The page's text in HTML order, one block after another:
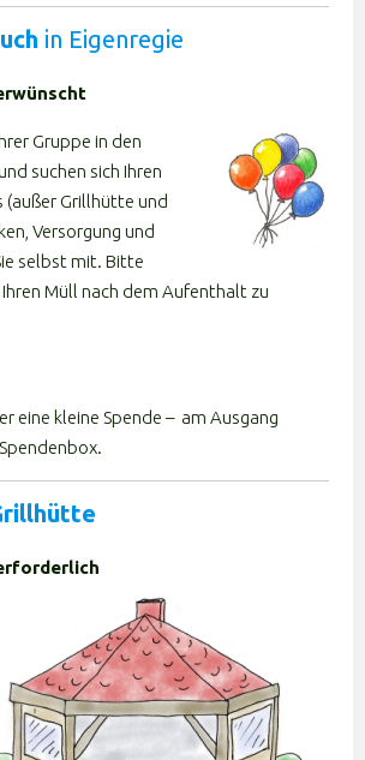
in Eigenregie
Gruppe in den
suchen sich Ihren
(außer Grillhütte und
Versorgung und
selbst mit. Bitte
Ihren Müll nach dem Aufenthalt zu
eine kleine Spende – am Ausgang